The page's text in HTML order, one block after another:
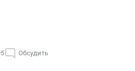
Обсудить